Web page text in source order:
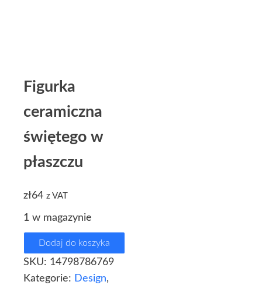
Figurka
ceramiczna
świętego w
płaszczu
zł64 z VAT
1 w magazynie
Dodaj do koszyka
SKU: 14798786769
Kategorie: Design,